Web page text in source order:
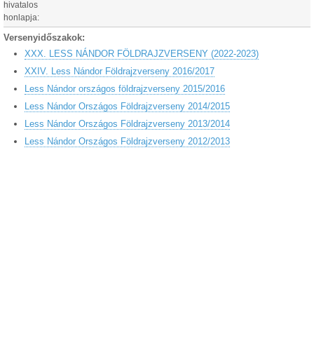
hivatalos
honlapja:
Versenyidőszakok:
XXX. LESS NÁNDOR FÖLDRAJZVERSENY (2022-2023)
XXIV. Less Nándor Földrajzverseny 2016/2017
Less Nándor országos földrajzverseny 2015/2016
Less Nándor Országos Földrajzverseny 2014/2015
Less Nándor Országos Földrajzverseny 2013/2014
Less Nándor Országos Földrajzverseny 2012/2013